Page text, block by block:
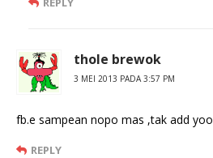
thole brewok
3 MEI 2013 PADA 3:57 PM
fb.e sampean nopo mas ,tak add yoo
REPLY